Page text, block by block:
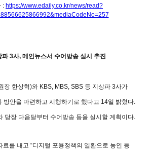
: https://www.edaily.co.kr/news/read?
파 3사, 메인뉴스서 수어방송 실시 추진
장 한상혁)와 KBS, MBS, SBS 등 지상파 3사가
방안을 마련하고 시행하기로 했다고 14일 밝혔다.
당장 다음달부터 수어방송 등을 실시할 계획이다.
료를 내고 “디지털 포용정책의 일환으로 농인 등